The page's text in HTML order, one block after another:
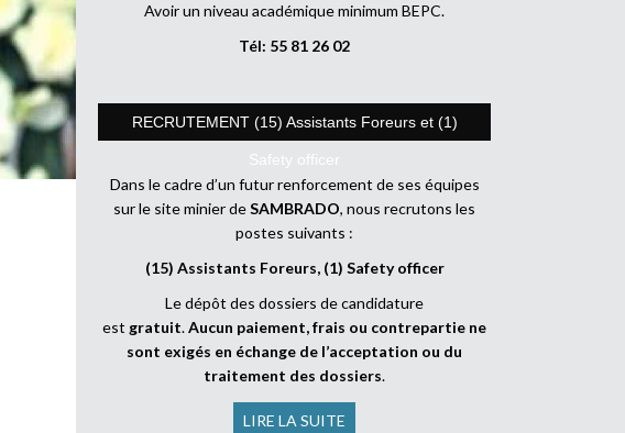
Avoir un niveau académique minimum BEPC.
Tél: 55 81 26 02
RECRUTEMENT (15) Assistants Foreurs et (1)
Safety officer
Dans le cadre d’un futur renforcement de ses équipes
sur le site minier deSAMBRADO, nous recrutons les
postes suivants :
(15) Assistants Foreurs, (1) Safety officer
Le dépôt des dossiers de candidature
est gratuit.Aucun paiement, frais ou contrepartie ne
sont exigés en échange de l’acceptation ou du
traitement des dossiers.
LIRE LA SUITE